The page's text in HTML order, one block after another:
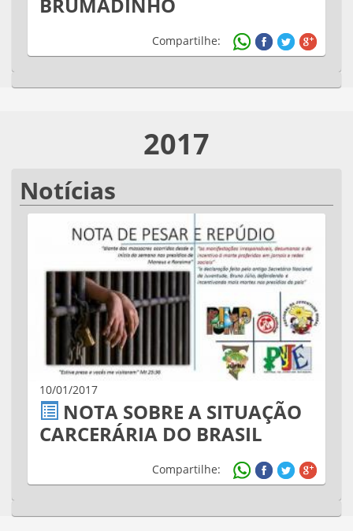
Compartilhe:
2017
Notícias
10/01/2017
NOTA SOBRE A SITUAÇÃO
CARCERÁRIA DO BRASIL
Compartilhe: